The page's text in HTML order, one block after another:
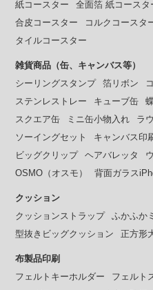
紙コースター
全面箔 紙コースタ
合皮コースター
コルクコースタ
タイルコースター
雑貨商品（缶、キャンバス等）
シーリングスタンプ
箔リボン
ステンレストレー
キューブ缶
スクエア缶
ミニ缶小物入れ ラ
ソーイングセット
キャンバス印
ビッグクリップ
ヘアバレッタ
OSMO（オスモ）
背面ガラス
クッション
クッションストラップ
ふかふか
型抜きビッグクッション
正方形
布製品印刷
フェルトキーホルダー
フェルト